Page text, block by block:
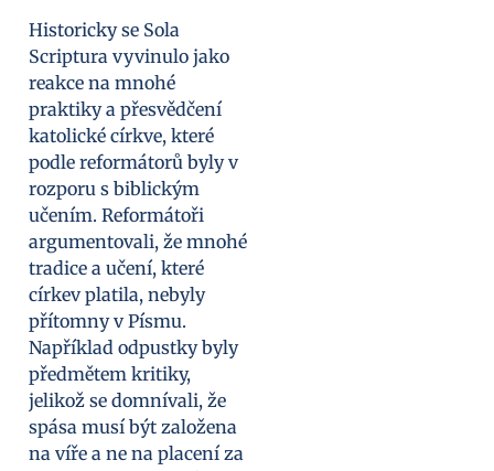
Historicky se Sola
Scriptura vyvinulo jako
reakce na mnohé
praktiky a přesvědčení
katolické církve, které
podle reformátorů byly v
rozporu s biblickým
učením. Reformátoři
argumentovali, že mnohé
tradice a učení, které
církev platila, nebyly
přítomny v Písmu.
Například odpustky byly
předmětem kritiky,
jelikož se domnívali, že
spása musí být založena
na víře a ne na placení za